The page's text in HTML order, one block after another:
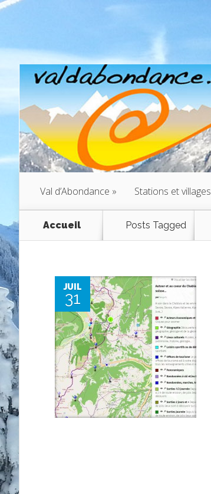
Val d’Abondance » Stations et villages
Accueil Posts Tagged
JUIL
31